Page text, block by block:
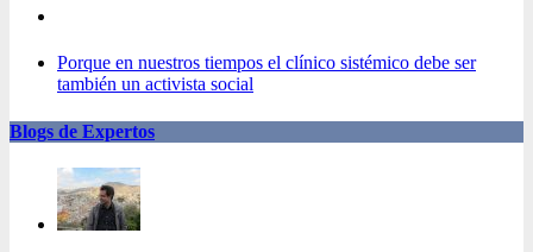
Porque en nuestros tiempos el clínico sistémico debe ser
también un activista social
Blogs de Expertos